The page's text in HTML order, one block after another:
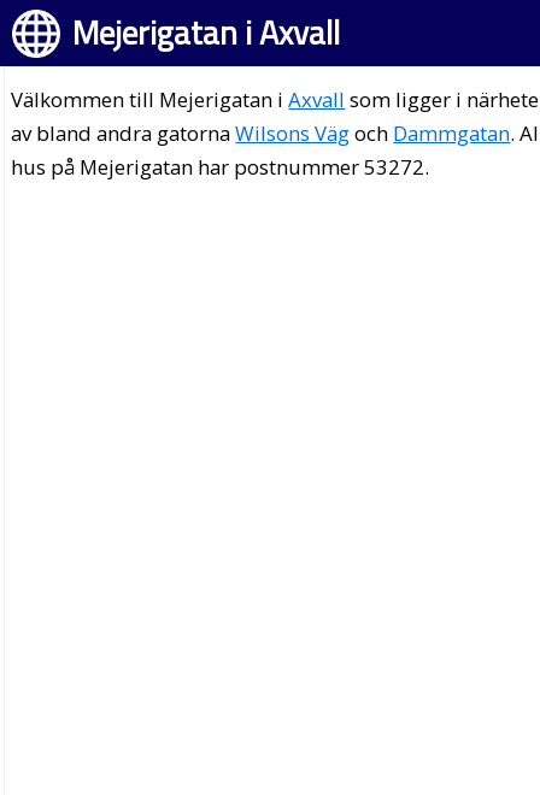
Mejerigatan i Axvall
Välkommen till Mejerigatan iAxvall som ligger i
av bland andra gatornaWilsons Vägoch Dammgatan.
hus på Mejerigatan har postnummer 53272.